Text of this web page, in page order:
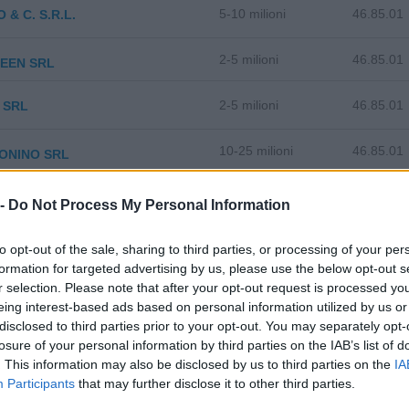
Do Not Process My Personal Information
opt-out of the sale, sharing to third parties, or processing of your
for targeted advertising by us, please use the below opt-out
selection. Please note that after your opt-out request is processed
interest-based ads based on personal information utilized by us
to third parties prior to your opt-out. You may separately
of your personal information by third parties on the IAB’s list of
This information may also be disclosed by us to third parties on the
Participants that may further disclose it to other third parties.
& C. S.R.L. 5-10 milioni 46.85.01
SRL 2-5 milioni 46.85.01
SRL 2-5 milioni 46.85.01
SRL 10-25 milioni 46.85.01
TRADE ITALIA SRL
RENZO S.R.L. 2-5 milioni 46.85.01
5-10 milioni 46.85.01
SRL 2-5 milioni 46.85.01